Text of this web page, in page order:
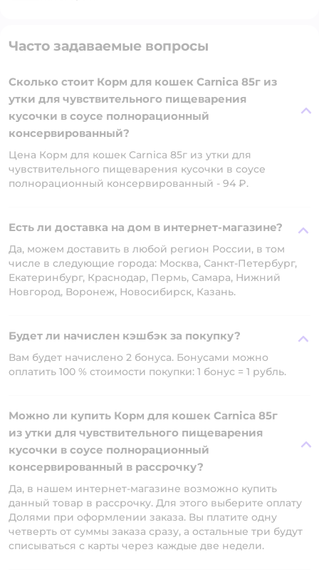
Часто задаваемые вопросы
Сколько стоит Корм для кошек Carnica 85г из
утки для чувствительного пищеварения
кусочки в соусе полнорационный
консервированный?
Цена Корм для кошек Carnica 85г из утки для
чувствительного пищеварения кусочки в соусе
полнорационный консервированный - 94 ₽.
Есть ли доставка на дом в интернет-магазине?
Да, можем доставить в любой регион России, в том
числе в следующие города: Москва, Санкт-Петербург,
Екатеринбург, Краснодар, Пермь, Самара, Нижний
Новгород, Воронеж, Новосибирск, Казань.
Будет ли начислен кэшбэк за покупку?
Вам будет начислено 2 бонуса. Бонусами можно
оплатить 100 % стоимости покупки: 1 бонус = 1 рубль.
Можно ли купить Корм для кошек Carnica 85г
из утки для чувствительного пищеварения
кусочки в соусе полнорационный
консервированный в рассрочку?
Да, в нашем интернет-магазине возможно купить
данный товар в рассрочку. Для этого выберите оплату
Долями при оформлении заказа. Вы платите одну
четверть от суммы заказа сразу, а остальные три будут
списываться с карты через каждые две недели.